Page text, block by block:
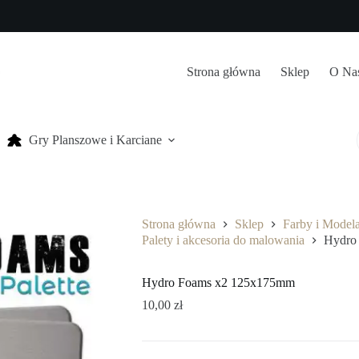
Strona główna Sklep O
Gry Planszowe i Karciane
Strona główna Sklep Farby i
Palety i akcesoria do malowania
Hydro
Hydro Foams x2 125x175mm
10,00 zł